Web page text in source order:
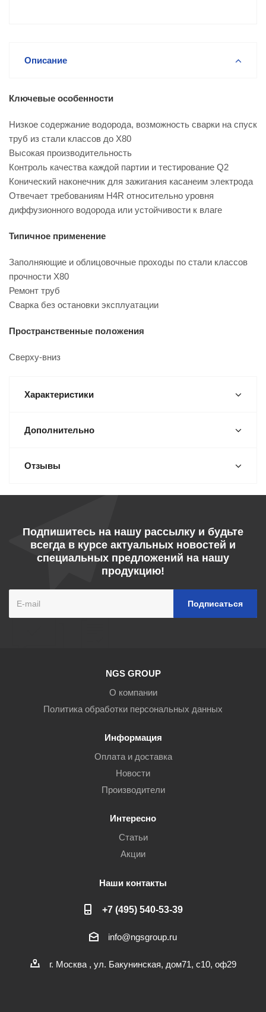
Описание
Ключевые особенности
Низкое содержание водорода, возможность сварки на спуск
труб из стали классов до X80
Высокая производительность
Контроль качества каждой партии и тестирование Q2
Конический наконечник для зажигания касанеим электрода
Отвечает требованиям H4R относительно уровня
диффузионного водорода или устойчивости к влаге
Типичное применение
Заполняющие и облицовочные проходы по стали классов
прочности X80
Ремонт труб
Сварка без остановки эксплуатации
Пространственные положения
Сверху-вниз
Характеристики
Дополнительно
Отзывы
Подпишитесь на нашу рассылку и будьте
всегда в курсе актуальных новостей и
специальных предложений на нашу
продукцию!
NGS GROUP
О компании
Политика обработки персональных данных
Информация
Оплата и доставка
Новости
Производители
Интересно
Статьи
Акции
Наши контакты
+7 (495) 540-53-39
info@ngsgroup.ru
г. Москва , ул. Бакунинская, дом71, с10, оф29